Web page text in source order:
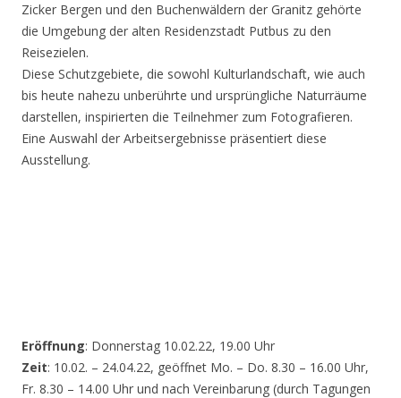
Zicker Bergen und den Buchenwäldern der Granitz gehörte
die Umgebung der alten Residenzstadt Putbus zu den
Reisezielen.
Diese Schutzgebiete, die sowohl Kulturlandschaft, wie auch
bis heute nahezu unberührte und ursprüngliche Naturräume
darstellen, inspirierten die Teilnehmer zum Fotografieren.
Eine Auswahl der Arbeitsergebnisse präsentiert diese
Ausstellung.
Eröffnung: Donnerstag 10.02.22, 19.00 Uhr
Zeit: 10.02. – 24.04.22, geöffnet Mo. – Do. 8.30 – 16.00 Uhr,
Fr. 8.30 – 14.00 Uhr und nach Vereinbarung (durch Tagungen